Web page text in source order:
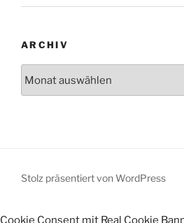
ARCHIV
Stolz präsentiert von WordPress
Cookie Consent mit Real Cookie